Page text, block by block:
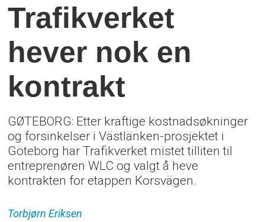
Trafikverket
hever nok en
kontrakt
GØTEBORG: Etter kraftige kostnadsøkninger
og forsinkelser i Västlänken-prosjektet i
Göteborg har Trafikverket mistet tilliten til
entreprenøren WLC og valgt å heve
kontrakten for etappen Korsvägen.
Torbjørn Eriksen